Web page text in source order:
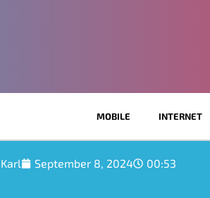
MOBILE INTERNET
Karl September 8, 2024 00:53